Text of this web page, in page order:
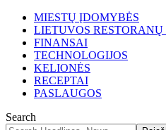
MIESTŲ ĮDOMYBĖS
LIETUVOS
FINANSAI
TECHNOLOGIJOS
KELIONĖS
RECEPTAI
PASLAUGOS
Search